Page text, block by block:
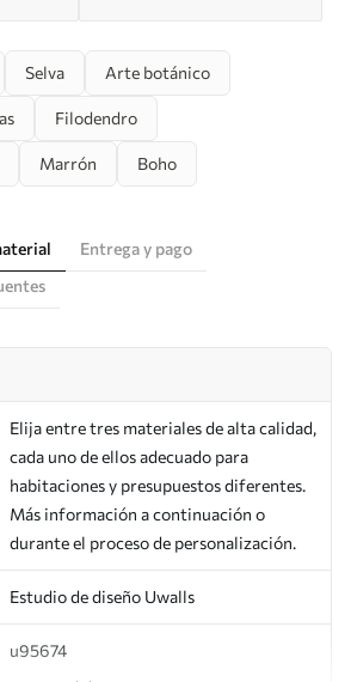
Selva Arte botánico
Filodendro
Marrón Boho
Entrega y pago
Elija entre tres materiales de alta calidad,
cada uno de ellos adecuado para
habitaciones y presupuestos diferentes.
Más información a continuación o
durante el proceso de personalización.
Estudio de diseño Uwalls
u95674